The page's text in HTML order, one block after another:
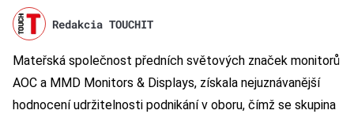
Redakcia TOUCHIT
Mateřská společnost předních světových značek monitorů
AOC a MMD Monitors & Displays, získala nejuznávanější
hodnocení udržitelnosti podnikání v oboru, čímž se skupina